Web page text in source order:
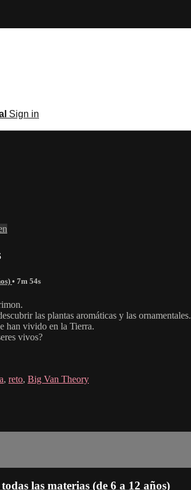
Sign in
• 7m 54s
las plantas aromáticas y las ornamentales.
han vivido en la Tierra.
vivos?
, reto, Big Van Theory
las materias (de 6 a 12 años)